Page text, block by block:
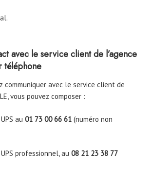
avec le service client de l’agence
téléphone
communiquer avec le service client de
vous pouvez composer :
au 01 73 00 66 61 (numéro non
professionnel, au 08 21 23 38 77